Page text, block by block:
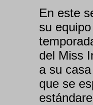
En este
su
del Miss
a su
que se